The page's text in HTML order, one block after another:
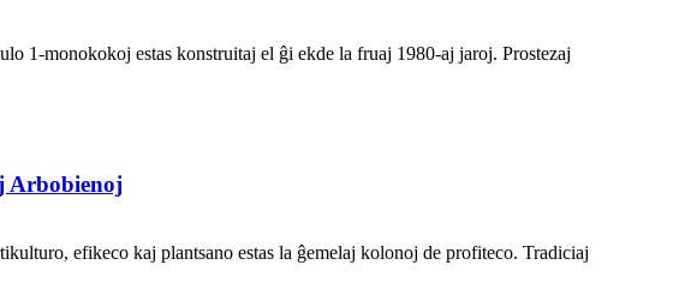
1-monokokoj estas konstruitaj el ĝi ekde la fruaj 1980-aj jaroj. Prostezaj
Arbobienoj
efikeco kaj plantsano estas la ĝemelaj kolonoj de profiteco. Tradiciaj